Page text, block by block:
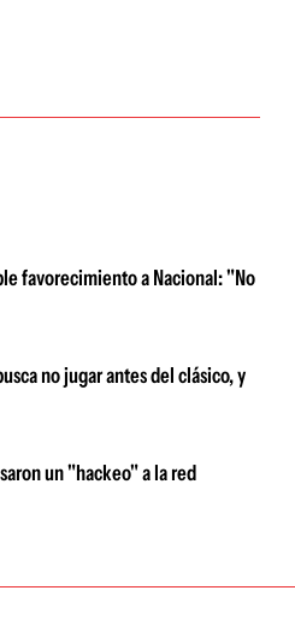
favorecimiento a Nacional: "No
no jugar antes del clásico, y
un "hackeo" a la red